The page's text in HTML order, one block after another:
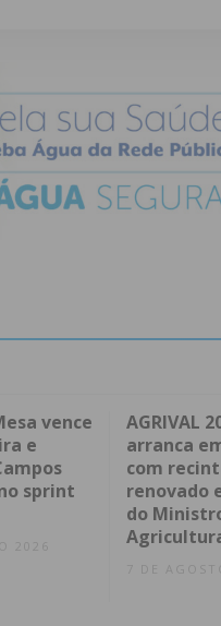
vence
e
sprint
2026
AGRIVAL
arranca
com
renovado
do
7 DE